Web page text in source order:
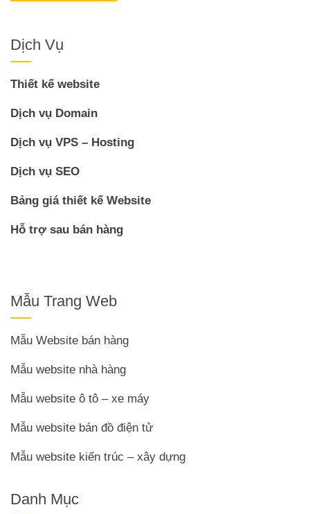
Dịch Vụ
Thiết kế website
Dịch vụ Domain
Dịch vụ VPS – Hosting
Dịch vụ SEO
Bảng giá thiết kế Website
Hỗ trợ sau bán hàng
Mẫu Trang Web
Mẫu Website bán hàng
Mẫu website nhà hàng
Mẫu website ô tô – xe máy
Mẫu website bán đồ điện tử
Mẫu website kiến trúc – xây dựng
Danh Mục